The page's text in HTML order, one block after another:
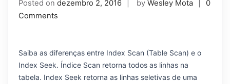
Posted on dezembro 2, 2016 by Wesley Mota
0
Comments
Saiba as diferenças entre Index Scan (Table Scan) e o
Index Seek. Índice Scan retorna todos as linhas na
tabela. Index Seek retorna as linhas seletivas de uma